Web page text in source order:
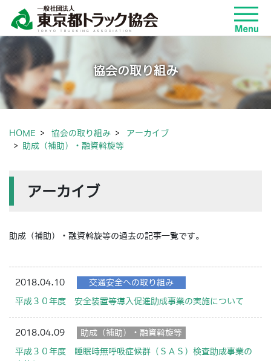
協会の取り組み
HOME 協会の取り組み
アーカイブ
助成（補助）・融資斡旋等
アーカイブ
助成（補助）・融資斡旋等の過去の記事一覧です。
2018.04.10 交通安全への取り組み
平成３０年度 安全装置等導入促進助成事業の実施について
2018.04.09 助成（補助）・融資斡旋等
平成３０年度 睡眠時無呼吸症候群（ＳＡＳ）検査助成事業の